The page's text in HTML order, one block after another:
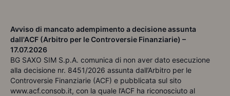
Avviso di mancato adempimento a decisione assunta
dall'ACF (Arbitro per le Controversie Finanziarie) –
17.07.2026
BG SAXO SIM S.p.A. comunica di non aver dato esecuzione
alla decisione nr. 8451/2026 assunta dall’Arbitro per le
Controversie Finanziarie (ACF) e pubblicata sul sito
www.acf.consob.it, con la quale l’ACF ha riconosciuto al